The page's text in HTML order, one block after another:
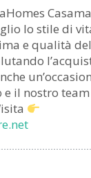
lo stile di
e qualità
il nostro